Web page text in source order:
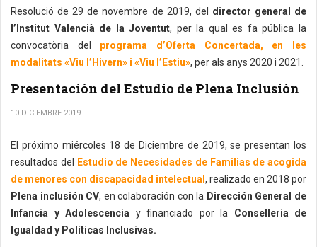
Resolució de 29 de novembre de 2019, del director general de
l’Institut Valencià de la Joventut, per la qual es fa pública la
convocatòria del
programa d’Oferta Concertada, en les
modalitats «Viu l’Hivern» i «Viu l’Estiu», per als anys 2020 i 2021.
Presentación del Estudio de Plena Inclusión
10 DICIEMBRE 2019
El próximo miércoles 18 de Diciembre de 2019, se presentan los
resultados del
Estudio de Necesidades de Familias de acogida
de menores con discapacidad intelectual , realizado en 2018 por
Plena inclusión CV, en colaboración con la Dirección General de
Infancia y Adolescencia y financiado por la Conselleria de
Igualdad y Políticas Inclusivas.